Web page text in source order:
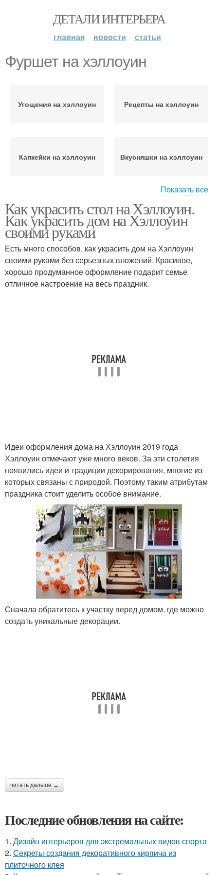
ДЕТАЛИ ИНТЕРЬЕРА
главная новости статьи
Фуршет на хэллоуин
Угощения на хэллоуин Рецепты на хэллоуин
Капкейки на хэллоуин Вкусняшки на хэллоуин
Блюда на хэллоуин Еда на хэллоуин
Показать все
Как украсить стол на Хэллоуин.
Как украсить дом на Хэллоуин
своими руками
Есть много способов, как украсить дом на Хэллоуин
своими руками без серьезных вложений. Красивое,
хорошо продуманное оформление подарит семье
отличное настроение на весь праздник.
Идеи оформления дома на Хэллоуин 2019 года
Хэллоуин отмечают уже много веков. За эти столетия
появились идеи и традиции декорирования, многие из
которых связаны с природой. Поэтому таким атрибутам
праздника стоит уделить особое внимание.
Сначала обратитесь к участку перед домом, где можно
создать уникальные декорации.
читать дальше →
Последние обновления на сайте:
1. Дизайн интерьеров для экстремальных видов спорта
2. Секреты создания декоративного кирпича из
плиточного клея